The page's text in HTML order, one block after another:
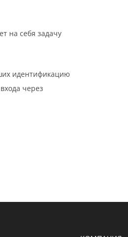
на себя задачу
идентификацию
через